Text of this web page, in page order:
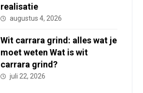
realisatie
augustus 4, 2026
Wit carrara grind: alles wat je
moet weten Wat is wit
carrara grind?
juli 22, 2026